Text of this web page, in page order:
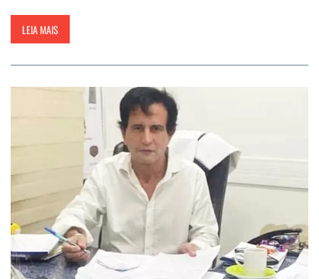
LEIA MAIS